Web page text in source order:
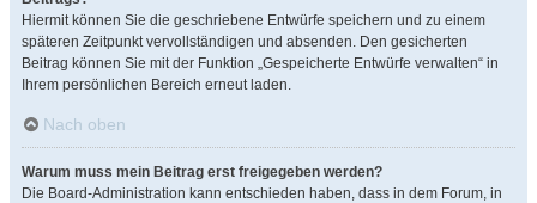
Hiermit können Sie die geschriebene Entwürfe speichern und zu einem
späteren Zeitpunkt vervollständigen und absenden. Den gesicherten
Beitrag können Sie mit der Funktion „Gespeicherte Entwürfe verwalten“ in
Ihrem persönlichen Bereich erneut laden.
Nach oben
Warum muss mein Beitrag erst freigegeben werden?
Die Board-Administration kann entschieden haben, dass in dem Forum, in